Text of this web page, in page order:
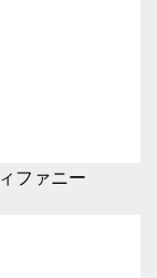
ファニー